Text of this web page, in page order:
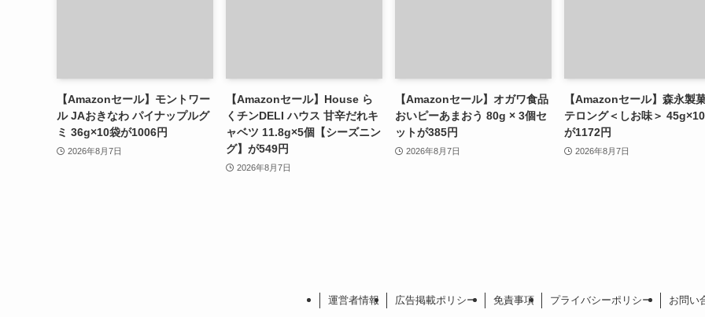
【Amazonセール】モントワー
ル JAおきなわ パイナップルグ
ミ 36g×10袋が1006円
2026年8月7日
【Amazonセール】House ら
くチンDELI ハウス 甘辛だれキ
ャベツ 11.8g×5個【シーズニン
グ】が549円
2026年8月7日
【Amazonセール】オガワ食品
おいピーあまおう 80g × 3個セ
ットが385円
2026年8月7日
【Amazonセール】森永製
テロング＜しお味＞
が1172円
2026年8月7日
運営者情報 広告掲載ポリシー 免責事項 プライバシーポリシー お問い